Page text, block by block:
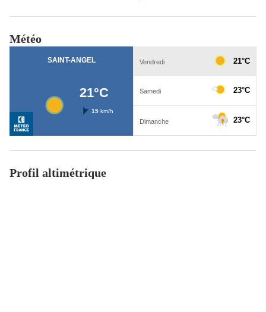
Météo
Profil altimétrique